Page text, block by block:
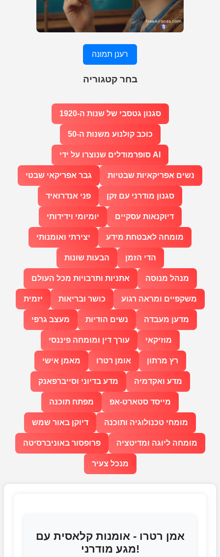
רענן תמונה
בחר קטגוריה
סגנון גטסבי של שנות ה-1920
כוכב קולנוע משנות ה-50
סופרמודלים שנוצרו על ידי AI
גבר אפריקאי שבטי נשים אפריקאיות שבטיות
פני אנדרואיד סגנון מודרני עם זקן
יומיומי וידידותי דיוקנאות עסקיים
יצירתי ואומנותי מומחה לאבטחת מידע
הבעות שונות הדי הזמן
אתניות ותרבויות מכל העולם מנהל מנוסה
יזמית כושר ובריאות משקפיים ומראה רגוע
מעצב גרפי נשים הודיות מדען מעבדה
עורך דין ומומחה פיננסי מוזיקאי
מאמן אישי אומן רטרו רץ מרתון
מדע בדיוני וסייברפאנק מדע ואקדמיה
מפתח תוכנה מייסד סטארט-אפ
דיוקן באור שמש מומחי טכנולוגיה ותוכנה
פרופסור באוניברסיטה מומחה ליוגה ומדיטציה
מנכל צעיר
אמן רטרו - אומנות קלאסית עם
מגע מודרני!